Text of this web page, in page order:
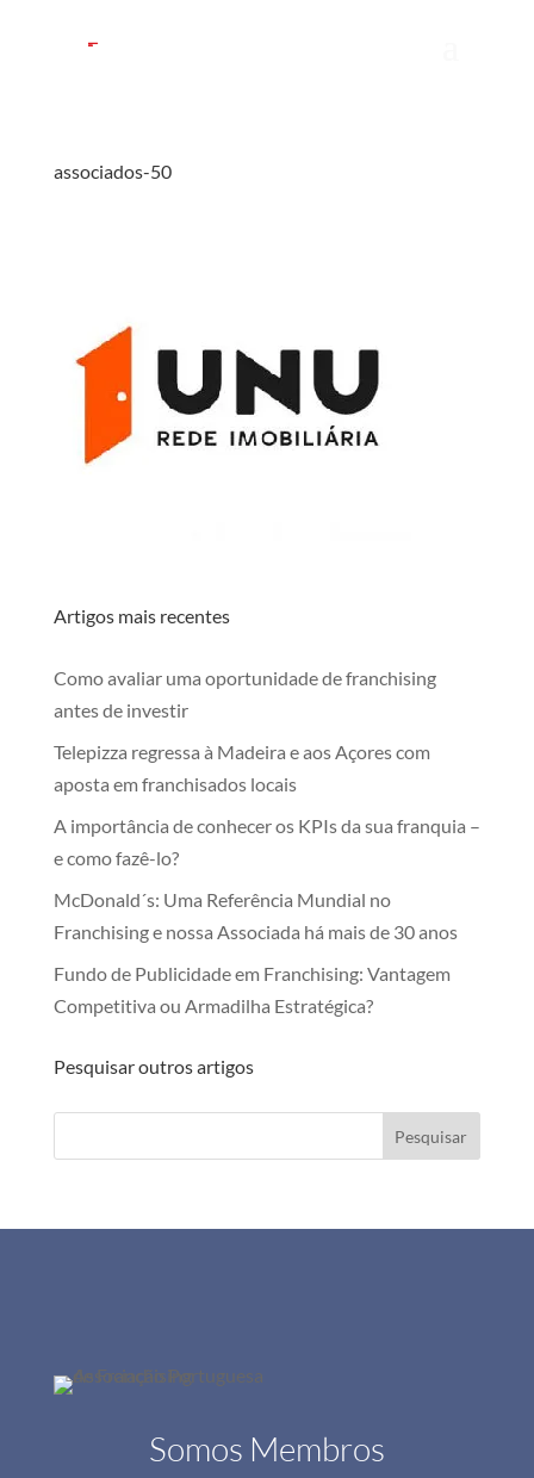
associados-50
Artigos mais recentes
Como avaliar uma oportunidade de franchising
antes de investir
Telepizza regressa à Madeira e aos Açores com
aposta em franchisados locais
A importância de conhecer os KPIs da sua franquia –
e como fazê-lo?
McDonald´s: Uma Referência Mundial no
Franchising e nossa Associada há mais de 30 anos
Fundo de Publicidade em Franchising: Vantagem
Competitiva ou Armadilha Estratégica?
Pesquisar outros artigos
Pesquisar
Somos Membros